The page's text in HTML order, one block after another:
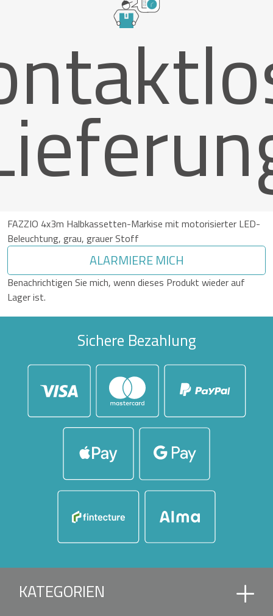
FAZZIO 4x3m Halbkassetten-Markise mit motorisierter LED-
Beleuchtung, grau, grauer Stoff
ALARMIERE MICH
Benachrichtigen Sie mich, wenn dieses Produkt wieder auf
Lager ist.
Sichere Bezahlung
KATEGORIEN